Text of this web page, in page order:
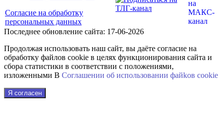
Согласие на обработку
персональных данных
Последнее обновление сайта: 17-06-2026
Продолжая использовать наш сайт, вы даёте согласие на
обработку файлов cookie в целях функционирования сайта и
сбора статистики в соответствии с положениями,
изложенными В Соглашении об использовании файkов cookie
Я согласен